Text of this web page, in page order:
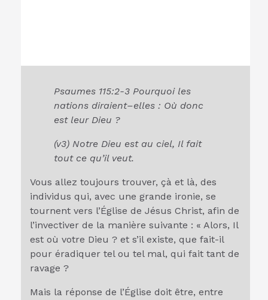
Psaumes 115:2-3 Pourquoi les
nations diraient–elles : Où donc
est leur Dieu ?
(v3) Notre Dieu est au ciel, Il fait
tout ce qu’il veut.
Vous allez toujours trouver, çà et là, des
individus qui, avec une grande ironie, se
tournent vers l’Église de Jésus Christ, afin de
l’invectiver de la manière suivante : « Alors, Il
est où votre Dieu ? et s’il existe, que fait-il
pour éradiquer tel ou tel mal, qui fait tant de
ravage ?
Mais la réponse de l’Église doit être, entre